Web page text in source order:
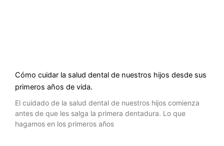
Cómo cuidar la salud dental de nuestros hijos desde sus
primeros años de vida.
El cuidado de la salud dental de nuestros hijos comienza
antes de que les salga la primera dentadura. Lo que
hagamos en los primeros años